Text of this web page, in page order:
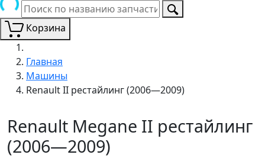
Корзина
Главная
Машины
Renault II рестайлинг (2006—2009)
Renault Megane II рестайлинг
(2006—2009)